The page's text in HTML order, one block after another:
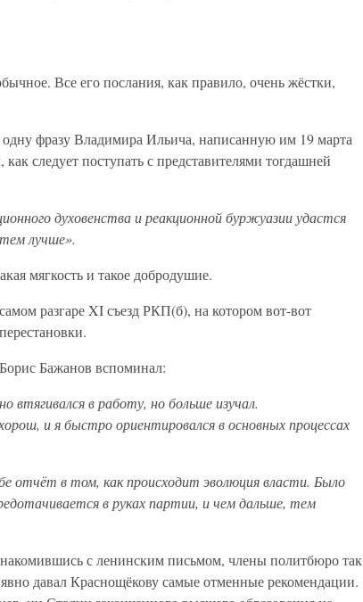
Все его послания, как правило, очень жёстки,
фразу Владимира Ильича, написанную им 19 марта
следует поступать с представителями тогдашней
духовенства и реакционной буржуазии удастся
лучше».
мягкость и такое добродушие.
разгаре XI съезд РКП(б), на котором вот-вот
Бажанов вспоминал:
втягивался в работу, но больше изучал.
и я быстро ориентировался в основных процессах
отчёт в том, как происходит эволюция власти. Было
в руках партии, и чем дальше, тем
с ленинским письмом, члены политбюро так
давал Краснощёкову самые отменные рекомендации.